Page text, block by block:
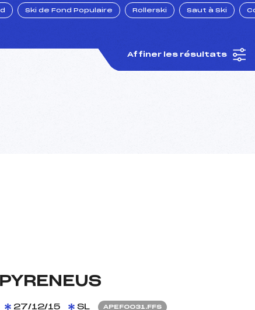
Ski de Fond Populaire Rollerski Saut à Ski
Affiner les résultats
27/12/15 SL APEF0031.FFS